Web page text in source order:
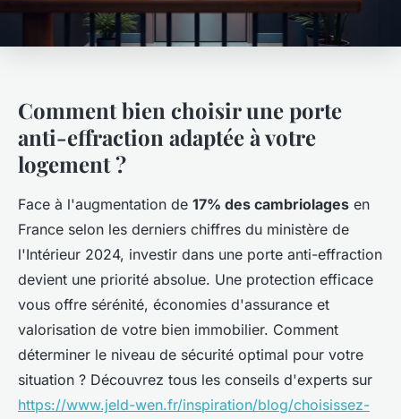
Comment bien choisir une porte
anti-effraction adaptée à votre
logement ?
Face à l'augmentation de 17% des cambriolages en
France selon les derniers chiffres du ministère de
l'Intérieur 2024, investir dans une porte anti-effraction
devient une priorité absolue. Une protection efficace
vous offre sérénité, économies d'assurance et
valorisation de votre bien immobilier. Comment
déterminer le niveau de sécurité optimal pour votre
situation ? Découvrez tous les conseils d'experts sur
https://www.jeld-wen.fr/inspiration/blog/choisissez-